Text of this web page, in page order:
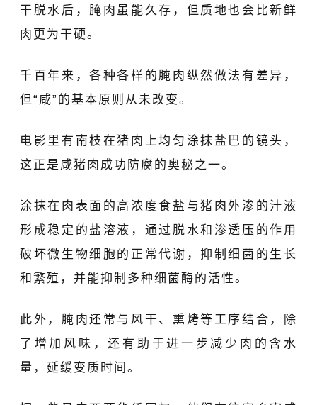
干脱水后，腌肉虽能久存，但质地也会比新鲜
肉更为干硬。
千百年来，各种各样的腌肉纵然做法有差异，
但“咸”的基本原则从未改变。
电影里有南枝在猪肉上均匀涂抹盐巴的镜头，
这正是咸猪肉成功防腐的奥秘之一。
涂抹在肉表面的高浓度食盐与猪肉外渗的汁液
形成稳定的盐溶液，通过脱水和渗透压的作用
破坏微生物细胞的正常代谢，抑制细菌的生长
和繁殖，并能抑制多种细菌酶的活性。
此外，腌肉还常与风干、熏烤等工序结合，除
了增加风味，还有助于进一步减少肉的含水
量，延缓变质时间。